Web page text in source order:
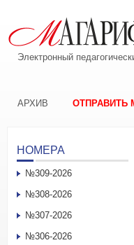
Электронный
АРХИВ ОТПРАВИТЬ
НОМЕРА
№309-2026
№308-2026
№307-2026
№306-2026